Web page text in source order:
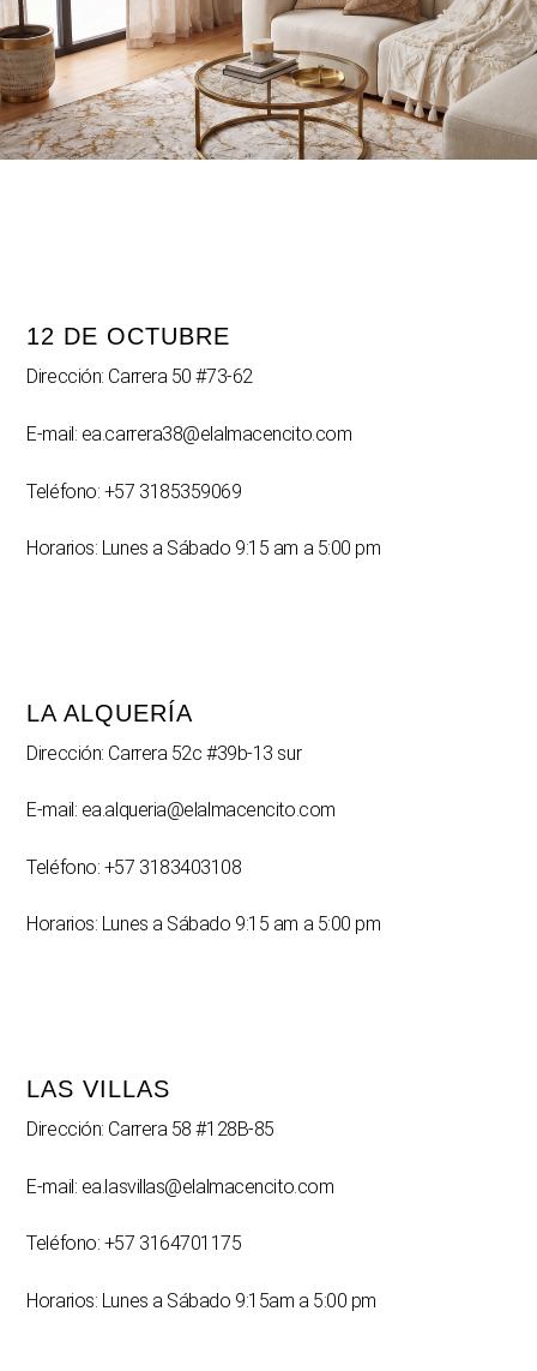
12 DE OCTUBRE
Dirección: Carrera 50 #73-62
E-mail: ea.carrera38@elalmacencito.com
Teléfono: +57 3185359069
Horarios: Lunes a Sábado 9:15 am a 5:00 pm
LA ALQUERÍA
Dirección: Carrera 52c #39b-13 sur
E-mail: ea.alqueria@elalmacencito.com
Teléfono: +57 3183403108
Horarios: Lunes a Sábado 9:15 am a 5:00 pm
LAS VILLAS
Dirección: Carrera 58 #128B-85
E-mail: ea.lasvillas@elalmacencito.com
Teléfono: +57 3164701175
Horarios: Lunes a Sábado 9:15am a 5:00 pm